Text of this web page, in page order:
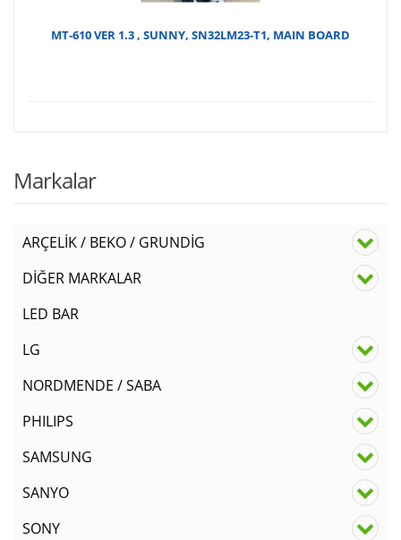
MT-610 VER 1.3 , SUNNY, SN32LM23-T1, MAIN BOARD
Markalar
ARÇELİK / BEKO / GRUNDİG
DİĞER MARKALAR
LED BAR
LG
NORDMENDE / SABA
PHILIPS
SAMSUNG
SANYO
SONY